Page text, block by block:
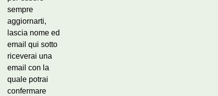
sempre
aggiornarti,
lascia nome ed
email qui sotto
riceverai una
email con la
quale potrai
confermare